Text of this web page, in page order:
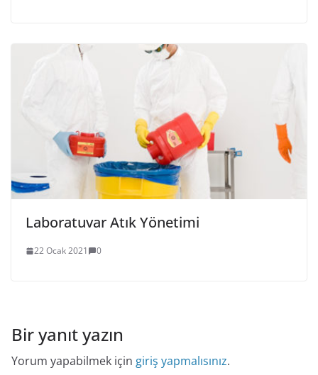
Laboratuvar Atık Yönetimi
22 Ocak 2021 0
Bir yanıt yazın
Yorum yapabilmek için giriş yapmalısınız.